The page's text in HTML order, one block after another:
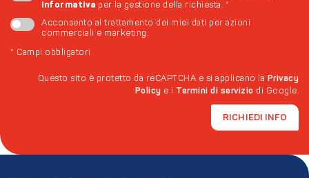
informativa per la gestione della richiesta. *
Acconsento al trattamento dei miei dati per azioni
commerciali e marketing.
* Campi obbligatori
Questo sito è protetto da reCAPTCHA e si applicano la Privacy
Policy e i Termini di servizio di Google.
RICHIEDI INFO